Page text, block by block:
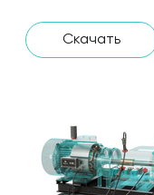
Скачать